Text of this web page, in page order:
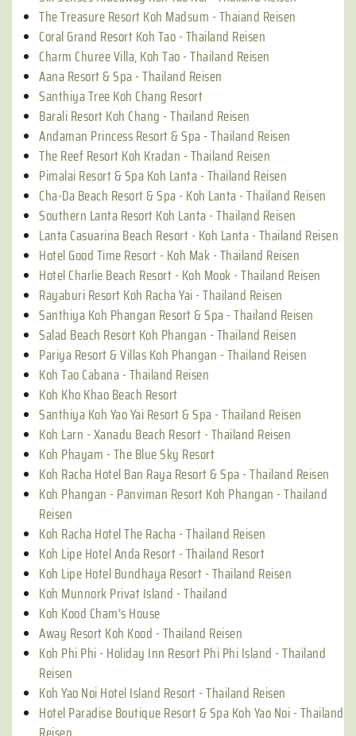
The Treasure Resort Koh Madsum - Thaiand Reisen
Coral Grand Resort Koh Tao - Thailand Reisen
Charm Churee Villa, Koh Tao - Thailand Reisen
Aana Resort & Spa - Thailand Reisen
Santhiya Tree Koh Chang Resort
Barali Resort Koh Chang - Thailand Reisen
Andaman Princess Resort & Spa - Thailand Reisen
The Reef Resort Koh Kradan - Thailand Reisen
Pimalai Resort & Spa Koh Lanta - Thailand Reisen
Cha-Da Beach Resort & Spa - Koh Lanta - Thailand Reisen
Southern Lanta Resort Koh Lanta - Thailand Reisen
Lanta Casuarina Beach Resort - Koh Lanta - Thailand Reisen
Hotel Good Time Resort - Koh Mak - Thailand Reisen
Hotel Charlie Beach Resort - Koh Mook - Thailand Reisen
Rayaburi Resort Koh Racha Yai - Thailand Reisen
Santhiya Koh Phangan Resort & Spa - Thailand Reisen
Salad Beach Resort Koh Phangan - Thailand Reisen
Pariya Resort & Villas Koh Phangan - Thailand Reisen
Koh Tao Cabana - Thailand Reisen
Koh Kho Khao Beach Resort
Santhiya Koh Yao Yai Resort & Spa - Thailand Reisen
Koh Larn - Xanadu Beach Resort - Thailand Reisen
Koh Phayam - The Blue Sky Resort
Koh Racha Hotel Ban Raya Resort & Spa - Thailand Reisen
Koh Phangan - Panviman Resort Koh Phangan - Thailand
Reisen
Koh Racha Hotel The Racha - Thailand Reisen
Koh Lipe Hotel Anda Resort - Thailand Resort
Koh Lipe Hotel Bundhaya Resort - Thailand Reisen
Koh Munnork Privat Island - Thailand
Koh Kood Cham’s House
Away Resort Koh Kood - Thailand Reisen
Koh Phi Phi - Holiday Inn Resort Phi Phi Island - Thailand
Reisen
Koh Yao Noi Hotel Island Resort - Thailand Reisen
Hotel Paradise Boutique Resort & Spa Koh Yao Noi - Thailand